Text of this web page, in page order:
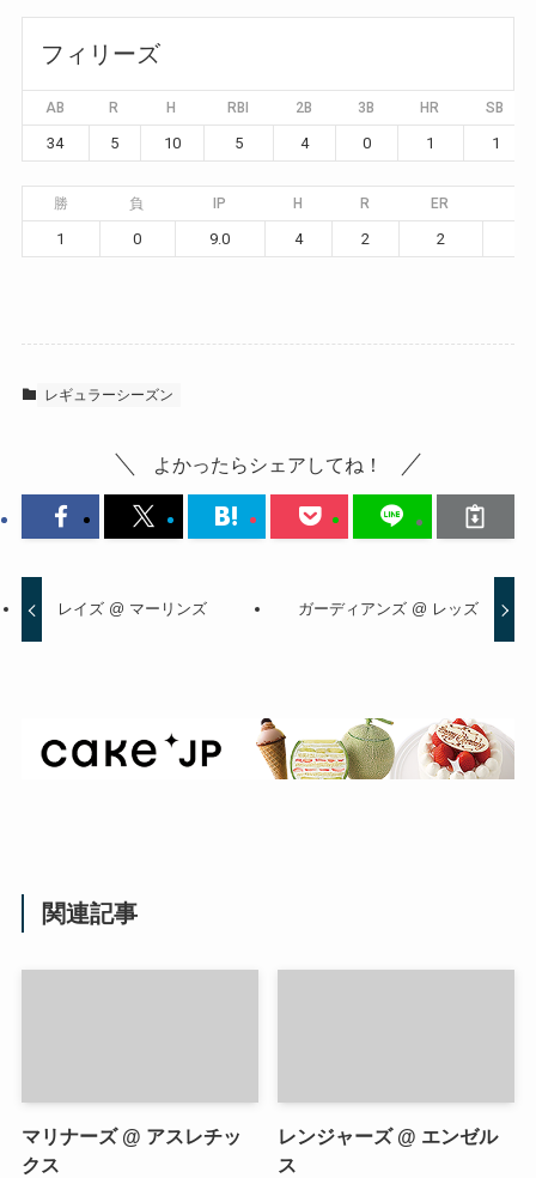
フィリーズ
AB R H RBI 2B 3B HR SB
34 5 10 5 4 0 1 1
勝 負 IP H R ER
1 0 9.0 4 2 2
レギュラーシーズン
よかったらシェアしてね！
レイズ @ マーリンズ ガーディアンズ @ レッズ
関連記事
マリナーズ @ アスレチッ
クス
レンジャーズ @ エンゼル
ス